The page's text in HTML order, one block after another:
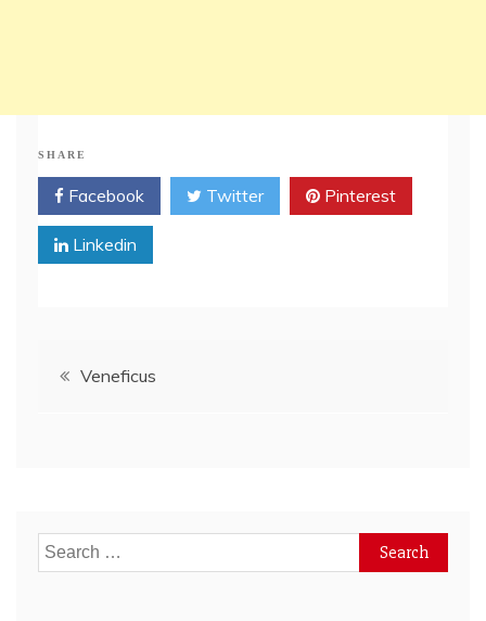
SHARE
Facebook Twitter Pinterest
Linkedin
PostVeneficus
Search
for: